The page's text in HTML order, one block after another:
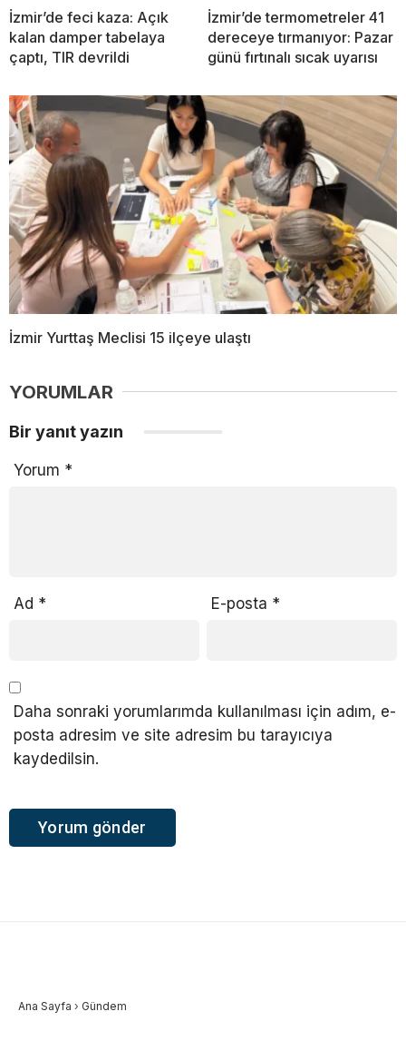
İzmir’de feci kaza: Açık
kalan damper tabelaya
çaptı, TIR devrildi
İzmir’de termometreler 41
dereceye tırmanıyor: Pazar
günü fırtınalı sıcak uyarısı
İzmir Yurttaş Meclisi 15 ilçeye ulaştı
YORUMLAR
Bir yanıt yazın
Yorum *
Ad * E-posta *
Daha sonraki yorumlarımda kullanılması için adım, e-
posta adresim ve site adresim bu tarayıcıya
kaydedilsin.
Ana Sayfa › Gündem